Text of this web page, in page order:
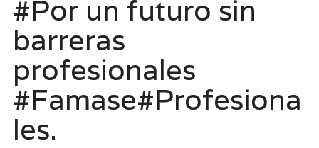
#Por un futuro sin
barreras
profesionales
#Famase#Profesiona
les.